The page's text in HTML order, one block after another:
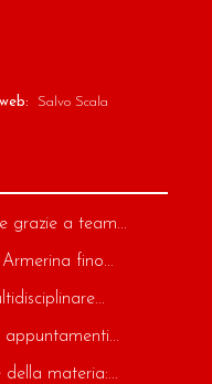
Salvo Scala
grazie a team...
fino...
della materia:...